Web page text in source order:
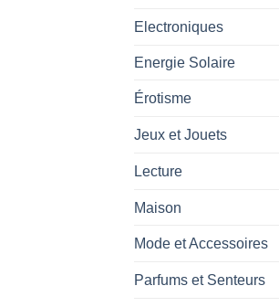
Electroniques
Energie Solaire
Érotisme
Jeux et Jouets
Lecture
Maison
Mode et Accessoires
Parfums et Senteurs